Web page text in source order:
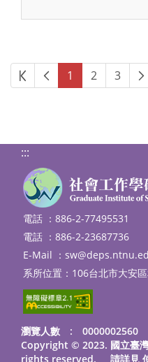
第一頁上一頁
1 2 3
:::
電話 ：886-2-77495531
電話 ：886-2-23687736
E-Mail ：
系所位置：106台北市大安
瀏覽人數 : 0000002560
Copyright © 2023. 國立臺
rights reserved. 請詳見